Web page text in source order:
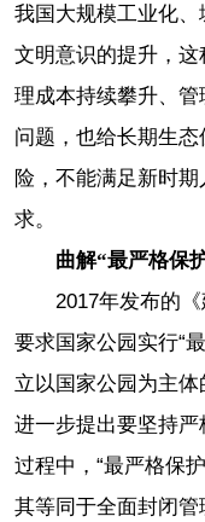
我国大规模工业化
文明意识的提升，这
理成本持续攀升、
问题，也给长期生
险，不能满足新时
求。
曲解“最严格保
2017年发布的
要求国家公园实行“
立以国家公园为主
进一步提出要坚持
过程中，“最严格保
其等同于全面封闭